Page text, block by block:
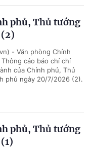
phủ, Thủ tướng
- Văn phòng Chính
cáo báo chí chỉ
của Chính phủ, Thủ
phủ ngày 20/7/2026 (2).
phủ, Thủ tướng